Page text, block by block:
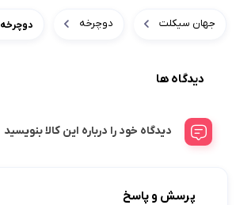
جهان سیکلت دوچرخه دوچرخه 27/5 ترینکس کربن
دیدگاه ها
دیدگاه خود را درباره این کالا بنویسید
پرسش و پاسخ